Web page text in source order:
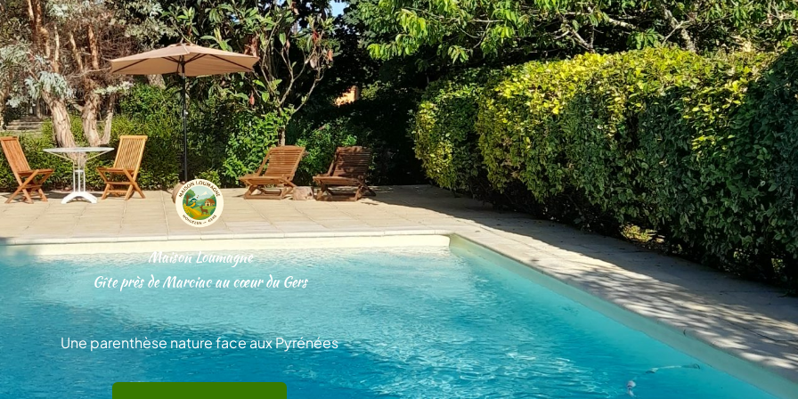
Maison Loumagne
Gîte près de Marciac au cœur du Gers
Une parenthèse nature face aux Pyrénées